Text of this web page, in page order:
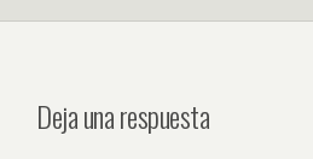
Deja una respuesta